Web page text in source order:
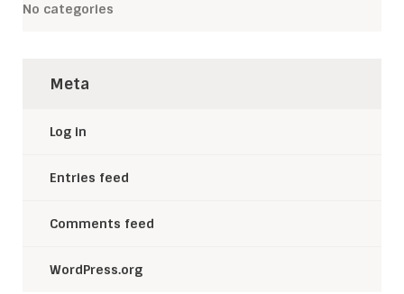
No categories
Meta
Log in
Entries feed
Comments feed
WordPress.org